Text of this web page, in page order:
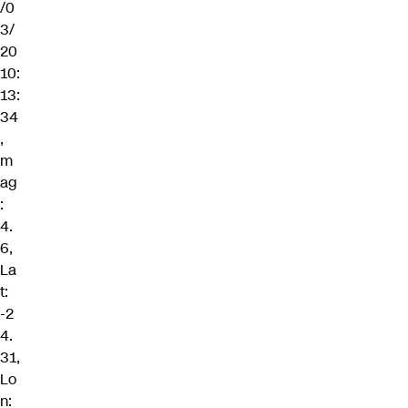
/0
3/
20
10:
13:
34
,
m
ag
:
4.
6,
La
t:
-2
4.
31,
Lo
n: